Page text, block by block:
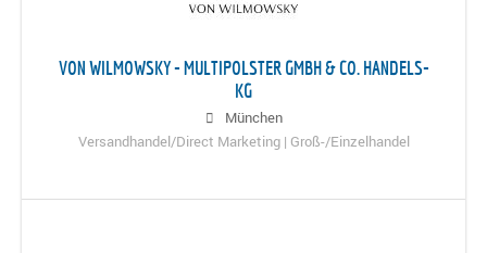
VON WILMOWSKY - MULTIPOLSTER GMBH & CO. HANDELS-
KG
München
Versandhandel/Direct Marketing | Groß-/Einzelhandel